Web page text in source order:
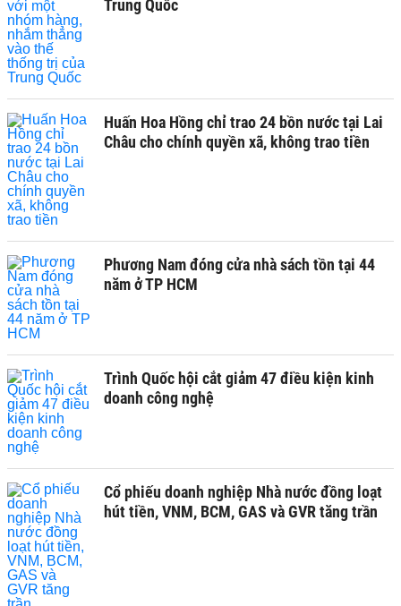
Trung Quốc
Huấn Hoa Hồng chỉ trao 24 bồn nước tại Lai
Châu cho chính quyền xã, không trao tiền
Phương Nam đóng cửa nhà sách tồn tại 44
năm ở TP HCM
Trình Quốc hội cắt giảm 47 điều kiện kinh
doanh công nghệ
Cổ phiếu doanh nghiệp Nhà nước đồng loạt
hút tiền, VNM, BCM, GAS và GVR tăng trần